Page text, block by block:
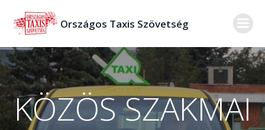
to
Országos Taxis Szövetség
KÖZÖS SZAKMAI